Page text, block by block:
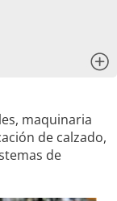
maquinaria
de calzado,
de